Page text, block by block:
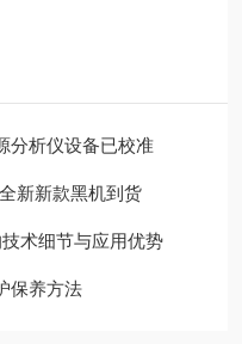
分析仪设备已校准
新新款黑机到货
术细节与应用优势
保养方法